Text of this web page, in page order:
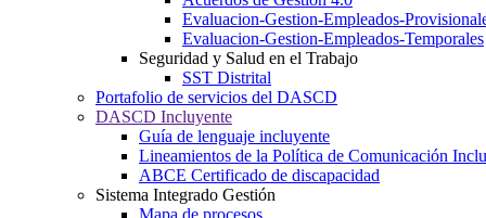
Evaluacion-Gestion-Empleados-
Evaluacion-Gestion-Empleados-Temporales
Seguridad y Salud en el Trabajo
SST Distrital
Portafolio de servicios del DASCD
DASCD Incluyente
Guía de lenguaje incluyente
Lineamientos de la Política de Comunicación
ABCE Certificado de discapacidad
Sistema Integrado Gestión
Mapa de procesos